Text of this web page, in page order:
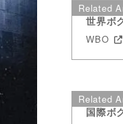
Related
世界ボ
WBO
Related
国際ボ